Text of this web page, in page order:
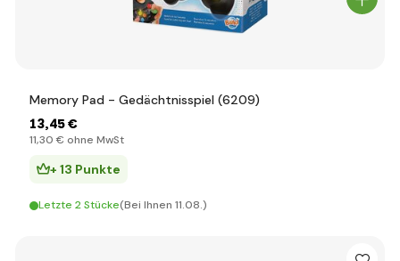
Memory Pad - Gedächtnisspiel (6209)
13,45 €
11,30 € ohne MwSt
+ 13 Punkte
Letzte 2 Stücke(Bei Ihnen 11.08.)